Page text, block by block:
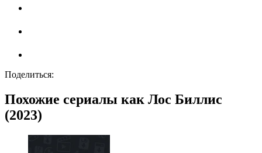
Поделиться:
Похожие сериалы как Лос Биллис
(2023)